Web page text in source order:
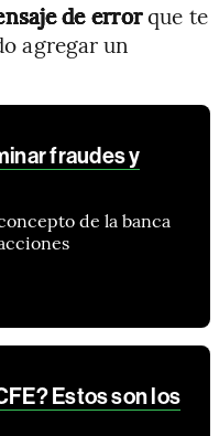
de errorque te
agregar un
fraudes y
de la banca
Estos son los